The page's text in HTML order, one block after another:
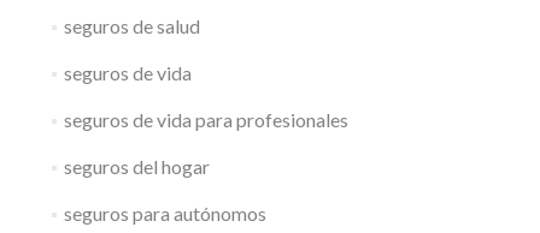
seguros de salud
seguros de vida
seguros de vida para profesionales
seguros del hogar
seguros para autónomos